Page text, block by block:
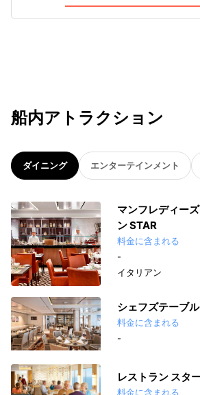
船内アトラクション
ダイニング エンターテインメント
マンフレディー
ン STAR
料金に含まれる
-
イタリアン
シェフズテーブル
料金に含まれる
-
レストラン スタ
料金に含まれる